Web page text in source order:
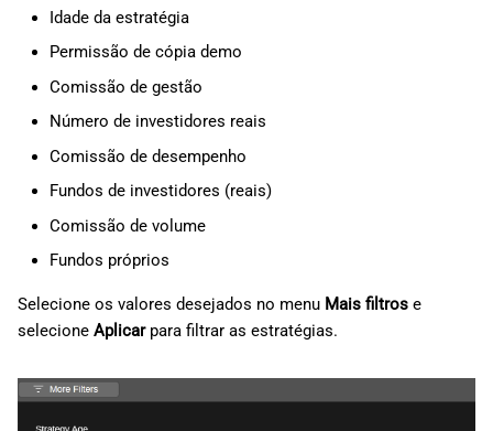
Idade da estratégia
Permissão de cópia demo
Comissão de gestão
Número de investidores reais
Comissão de desempenho
Fundos de investidores (reais)
Comissão de volume
Fundos próprios
Selecione os valores desejados no menu Mais filtros e
selecione Aplicarpara filtrar as estratégias.